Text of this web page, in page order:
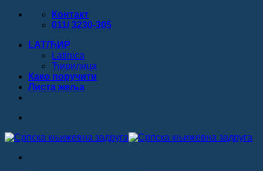
Прескочи
Контакт
011/ 3230-305
LAT/ЋИР
Latinica
Ћирилица
Како поручити
Листa жеља